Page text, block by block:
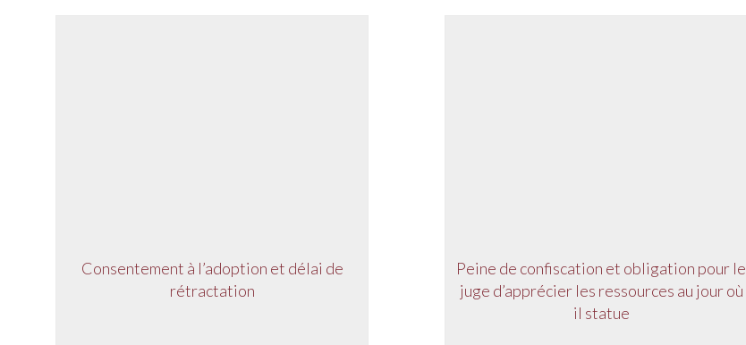
Consentement à l’adoption et délai de
rétractation
Peine de confiscation et obligation pour le
juge d’apprécier les ressources au jour où
il statue